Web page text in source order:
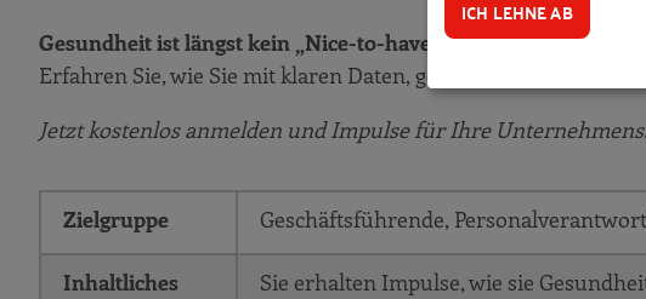
Gesundheit ist längst kein „Nice-to-have“ mehr – sie ist die
Erfahren Sie, wie Sie mit klaren Daten, gezielten
Jetzt kostenlos anmelden und Impulse für Ihre
Zielgruppe Geschäftsführende,
Inhaltliches
Sie erhalten Impulse, wie sie
ICH LEHNE AB